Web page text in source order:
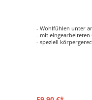
- Wohlfühlen unter
- mit eingearbeiteten
- speziell